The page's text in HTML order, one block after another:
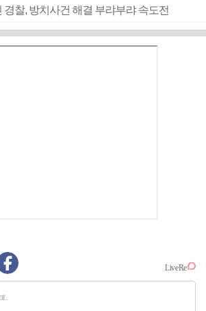
경찰, 방치사건 해결 부랴부랴 속도전